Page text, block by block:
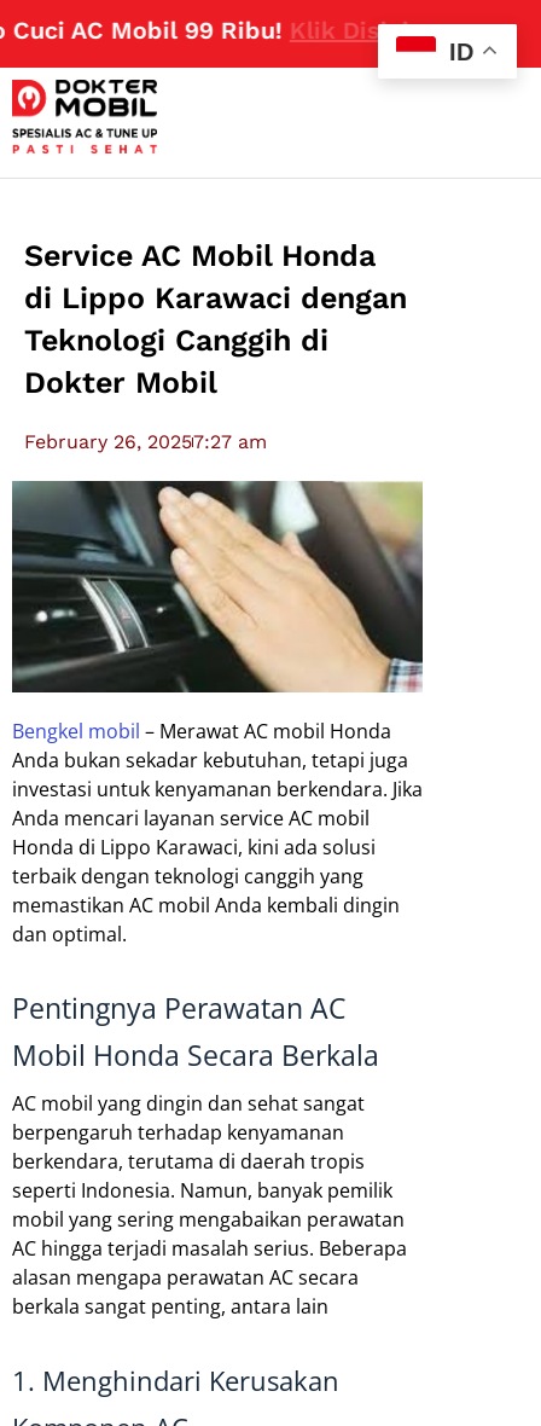
AC Mobil 99 Ribu!Klik Disini
Service AC Mobil Honda
di Lippo Karawaci dengan
Teknologi Canggih di
Dokter Mobil
February 26, 20257:27 am
Bengkel mobil – Merawat AC mobil Honda
Anda bukan sekadar kebutuhan, tetapi juga
investasi untuk kenyamanan berkendara. Jika
Anda mencari layanan service AC mobil
Honda di Lippo Karawaci, kini ada solusi
terbaik dengan teknologi canggih yang
memastikan AC mobil Anda kembali dingin
dan optimal.
Pentingnya Perawatan AC
Mobil Honda Secara Berkala
AC mobil yang dingin dan sehat sangat
berpengaruh terhadap kenyamanan
berkendara, terutama di daerah tropis
seperti Indonesia. Namun, banyak pemilik
mobil yang sering mengabaikan perawatan
AC hingga terjadi masalah serius. Beberapa
alasan mengapa perawatan AC secara
berkala sangat penting, antara lain
1. Menghindari Kerusakan
ID